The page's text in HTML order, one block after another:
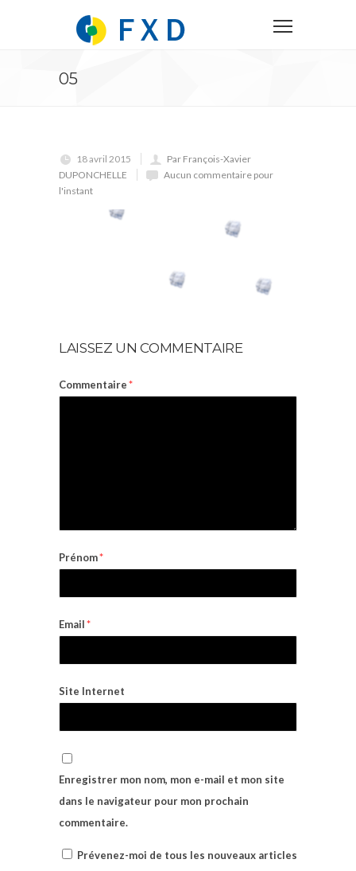
05
18 avril 2015
Par François-Xavier
DUPONCHELLE
Aucun commentaire pour
l'instant
LAISSEZ UN COMMENTAIRE
Commentaire*
Prénom*
Email*
Site Internet
Enregistrer mon nom, mon e-mail et mon site
dans le navigateur pour mon prochain
commentaire.
Prévenez-moi de tous les nouveaux articles